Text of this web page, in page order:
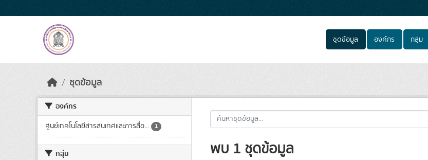
ชุดข้อมูล องค์กร กลุ่ม
ชุดข้อมูล
องค์กร
ศูนย์เทคโนโลยีสารสนเทศและการสื่อ... 1
กลุ่ม พบ 1 ชุดข้อมูล